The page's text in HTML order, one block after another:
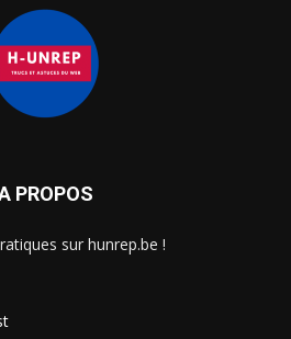
PROPOS
sur hunrep.be !